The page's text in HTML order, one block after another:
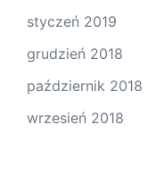
styczeń 2019
grudzień 2018
październik 2018
wrzesień 2018